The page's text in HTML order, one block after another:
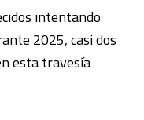
intentando
2025, casi dos
esta travesía